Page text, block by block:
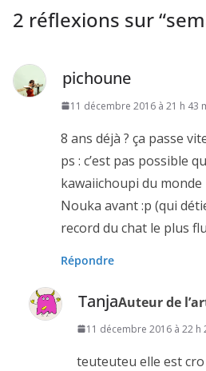
2 réflexions sur “
pichoune
11 décembre 2016 à 21 h 43
8 ans déjà ? ça passe
ps : c’est pas possible
kawaiichoupi du monde
Nouka avant :p (qui
record du chat le plus
Répondre
TanjaAuteur de
11 décembre 2016 à 22 h
teuteuteu elle est